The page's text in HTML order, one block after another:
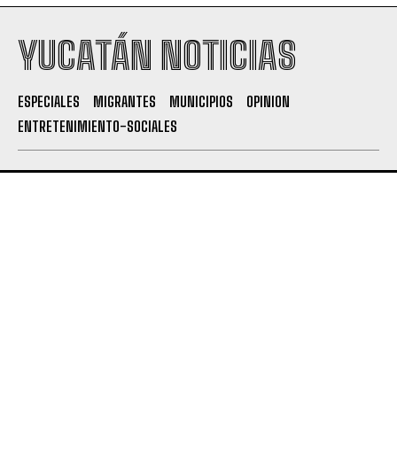
YUCATÁN NOTICIAS
ESPECIALES MIGRANTES MUNICIPIOS
OPINION
ENTRETENIMIENTO-SOCIALES